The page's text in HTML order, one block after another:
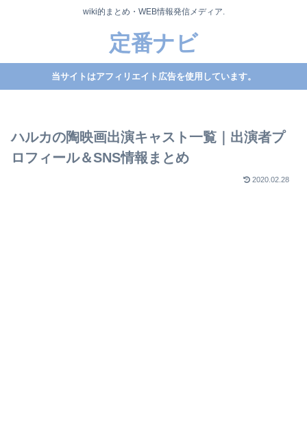
wiki的まとめ・WEB情報発信メディア.
定番ナビ
当サイトはアフィリエイト広告を使用しています。
ハルカの陶映画出演キャスト一覧｜出演者プ
ロフィール＆SNS情報まとめ
2020.02.28